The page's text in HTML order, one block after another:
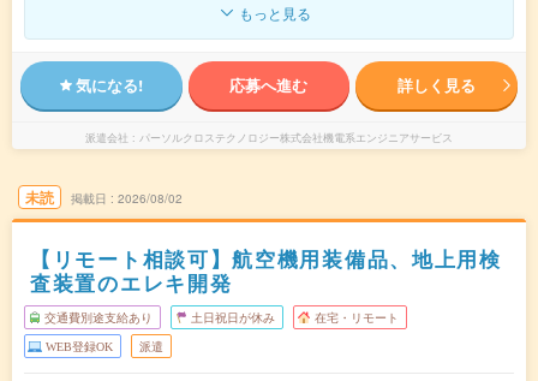
もっと見る
気になる! 応募へ進む 詳しく見る
派遣会社 パーソルクロステクノロジー株式会社機電系エンジニアサービス
未読 掲載日 2026/08/02
【リモート相談可】航空機用装備品、地上用検
査装置のエレキ開発
交通費別途支給あり 土日祝日が休み 在宅・リモート
WEB登録OK 派遣